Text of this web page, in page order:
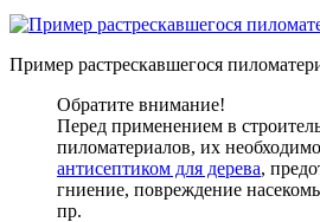
Пример растрескавшегося
Обратите внимание!
Перед применением в
пиломатериалов, их необходимо
антисептиком для дерева,
гниение, повреждение
пр.